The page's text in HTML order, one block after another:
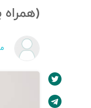
(همراه